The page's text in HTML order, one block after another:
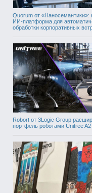
Quorum от «Наносемантики»:
ИИ-платформа для
обработки корпоративных
Robort от 3Logic Group
портфель роботами Unitree A2